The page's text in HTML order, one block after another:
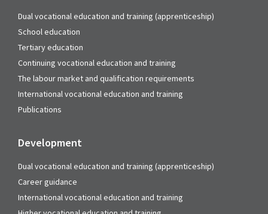
Dual vocational education and training (apprenticeship)
School education
Tertiary education
Continuing vocational education and training
The labour market and qualification requirements
International vocational education and training
Publications
Development
Dual vocational education and training (apprenticeship)
Career guidance
International vocational education and training